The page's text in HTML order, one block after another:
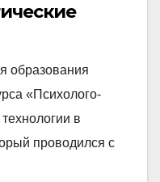
образования
«Психолого-
в
проводился с